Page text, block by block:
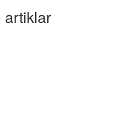
artiklar